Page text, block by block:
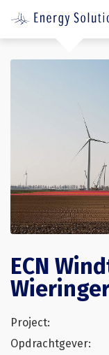
ECN
Project:
Opdrachtgever: